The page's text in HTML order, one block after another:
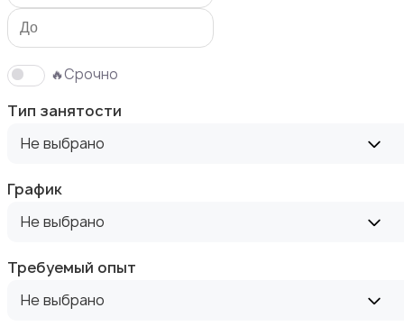
Высший менеджмент
🔥Срочно
Тип занятости
Не выбрано
График
Не выбрано
Требуемый опыт
Не выбрано